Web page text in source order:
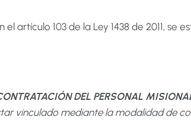
el artículo 103 de la Ley 1438 de 2011, se
DEL PERSONAL
vinculado mediante la modalidad de